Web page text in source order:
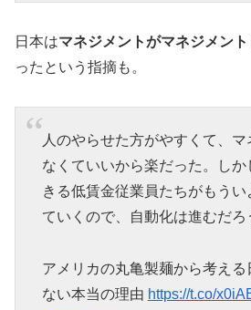
日本はマネジメントがマネジメン
ったという指摘も。
人のやらせた方がやすくて、マ
なくていいから楽だった。し
きる低賃金従業員たちがもう
ていくので、自動化は進むだろ
アメリカの丸亀製麺から考える
ない本当の理由 https://t.co/